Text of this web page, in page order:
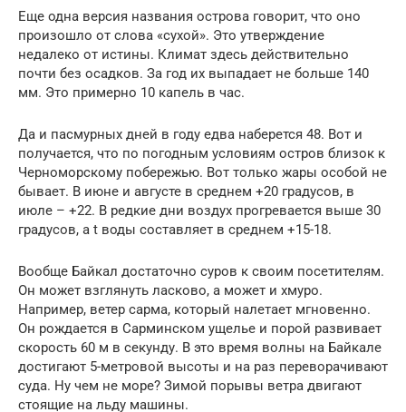
Еще одна версия названия острова говорит, что оно
произошло от слова «сухой». Это утверждение
недалеко от истины. Климат здесь действительно
почти без осадков. За год их выпадает не больше 140
мм. Это примерно 10 капель в час.
Да и пасмурных дней в году едва наберется 48. Вот и
получается, что по погодным условиям остров близок к
Черноморскому побережью. Вот только жары особой не
бывает. В июне и августе в среднем +20 градусов, в
июле – +22. В редкие дни воздух прогревается выше 30
градусов, а t воды составляет в среднем +15-18.
Вообще Байкал достаточно суров к своим посетителям.
Он может взглянуть ласково, а может и хмуро.
Например, ветер сарма, который налетает мгновенно.
Он рождается в Сарминском ущелье и порой развивает
скорость 60 м в секунду. В это время волны на Байкале
достигают 5-метровой высоты и на раз переворачивают
суда. Ну чем не море? Зимой порывы ветра двигают
стоящие на льду машины.